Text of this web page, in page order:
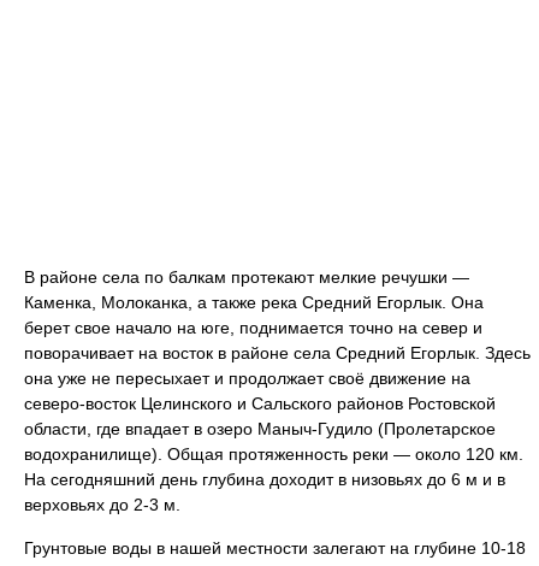
В районе села по балкам протекают мелкие речушки —
Каменка, Молоканка, а также река Средний Егорлык. Она
берет свое начало на юге, поднимается точно на север и
поворачивает на восток в районе села Средний Егорлык. Здесь
она уже не пересыхает и продолжает своё движение на
северо-восток Целинского и Сальского районов Ростовской
области, где впадает в озеро Маныч-Гудило (Пролетарское
водохранилище). Общая протяженность реки — около 120 км.
На сегодняшний день глубина доходит в низовьях до 6 м и в
верховьях до 2-3 м.
Грунтовые воды в нашей местности залегают на глубине 10-18